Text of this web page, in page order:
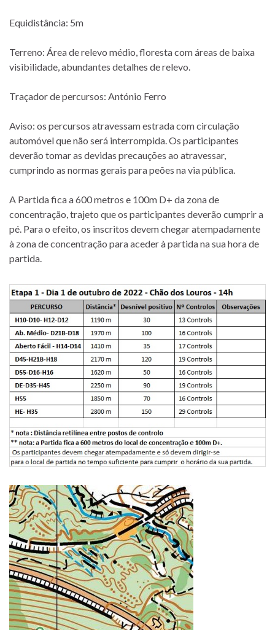
Equidistância: 5m
Terreno: Área de relevo médio, floresta com áreas de baixa
visibilidade, abundantes detalhes de relevo.
Traçador de percursos: António Ferro
Aviso: os percursos atravessam estrada com circulação
automóvel que não será interrompida. Os participantes
deverão tomar as devidas precauções ao atravessar,
cumprindo as normas gerais para peões na via pública.
A Partida fica a 600 metros e 100m D+ da zona de
concentração, trajeto que os participantes deverão cumprir a
pé. Para o efeito, os inscritos devem chegar atempadamente
à zona de concentração para aceder à partida na sua hora de
partida.